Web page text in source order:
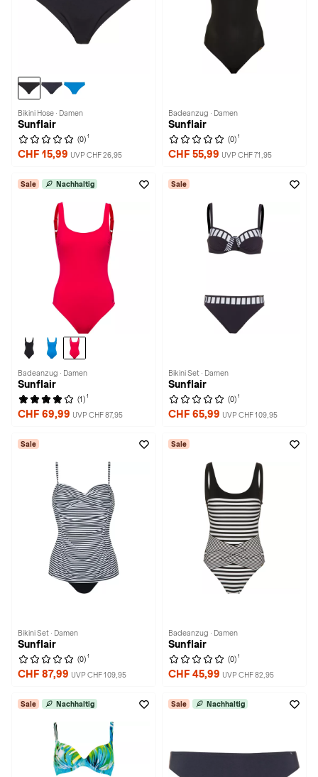
Bikini Hose · Damen
Sunflair
(0) 1
CHF 15,99 UVP CHF 26,95
Badeanzug · Damen
Sunflair
(0) 1
CHF 55,99 UVP CHF 71,95
Sale Nachhaltig
Badeanzug · Damen
Sunflair
(1) 1
CHF 69,99 UVP CHF 87,95
Sale
Bikini Set · Damen
Sunflair
(0) 1
CHF 65,99 UVP CHF 109,95
Sale
Bikini Set · Damen
Sunflair
(0) 1
CHF 87,99 UVP CHF 109,95
Sale
Badeanzug · Damen
Sunflair
(0) 1
CHF 45,99 UVP CHF 82,95
Sale Nachhaltig Sale Nachhaltig